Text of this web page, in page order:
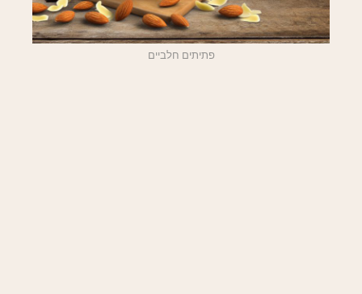
פתיתים חלביים